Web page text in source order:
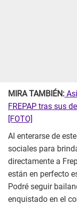
MIRA TAMBIÉN:
FREPAP tras sus
[FOTO]
Al enterarse de
sociales para
directamente a
están en perfecto
Podré seguir
enquistado en el